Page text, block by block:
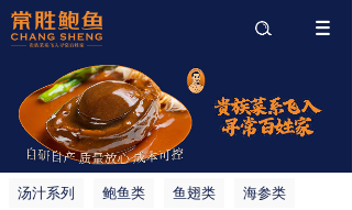
汤汁系列 鲍鱼类 鱼翅类 海参类
搜索